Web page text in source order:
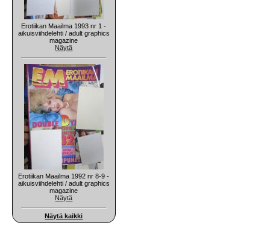
Erotiikan Maailma 1993 nr 1 -
aikuisviihdelehti / adult graphics
magazine
Näytä
Erotiikan Maailma 1992 nr 8-9 -
aikuisviihdelehti / adult graphics
magazine
Näytä
Näytä kaikki